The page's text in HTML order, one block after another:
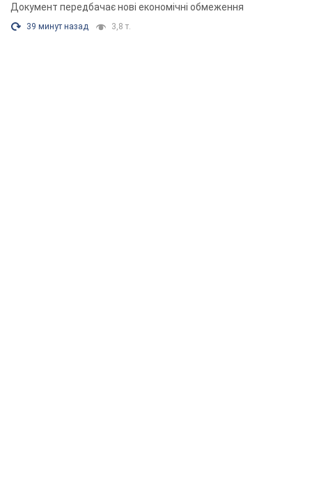
Документ передбачає нові економічні обмеження
39 минут назад 3,8 т.